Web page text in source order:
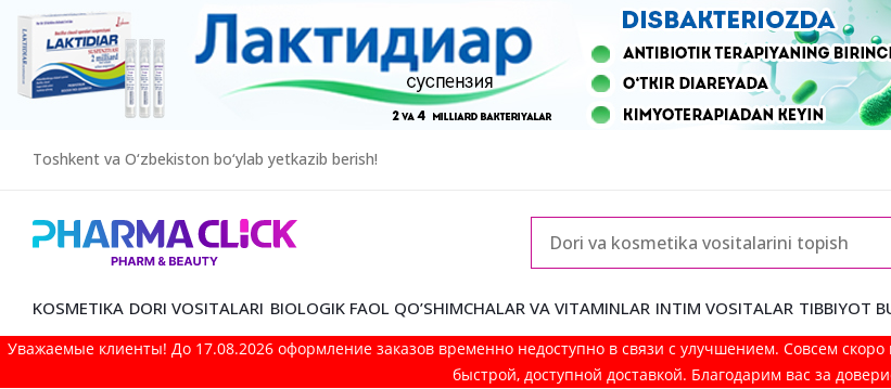
Toshkent va O‘zbekiston bo‘ylab yetkazib berish!
KOSMETIKA DORI VOSITALARI BIOLOGIK FAOL QO’SHIMCHALAR VA VITAMINLAR INTIM VOSITALAR TIBBIYOT
Уважаемые клиенты! До 17.08.2026 оформление заказов временно недоступно в связи с улучшением. Совсем
быстрой, доступной доставкой. Благодарим вас за